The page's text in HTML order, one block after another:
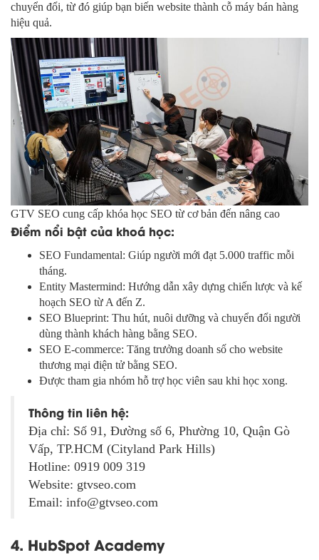
chuyển đổi, từ đó giúp bạn biến website thành cỗ máy bán hàng
hiệu quả.
GTV SEO cung cấp khóa học SEO từ cơ bản đến nâng cao
Điểm nổi bật của khoá học:
SEO Fundamental: Giúp người mới đạt 5.000 traffic mỗi
tháng.
Entity Mastermind: Hướng dẫn xây dựng chiến lược và kế
hoạch SEO từ A đến Z.
SEO Blueprint: Thu hút, nuôi dưỡng và chuyển đổi người
dùng thành khách hàng bằng SEO.
SEO E-commerce: Tăng trưởng doanh số cho website
thương mại điện tử bằng SEO.
Được tham gia nhóm hỗ trợ học viên sau khi học xong.
Thông tin liên hệ:
Địa chỉ: Số 91, Đường số 6, Phường 10, Quận Gò
Vấp, TP.HCM (Cityland Park Hills)
Hotline: 0919 009 319
Website: gtvseo.com
Email: info@gtvseo.com
4. HubSpot Academy